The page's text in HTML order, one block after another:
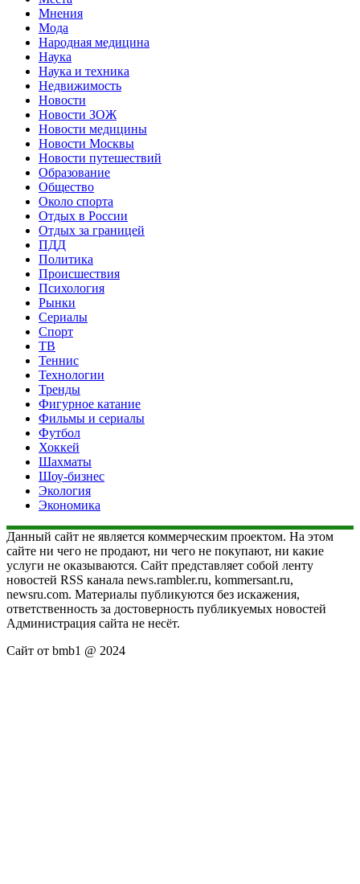
Мнения
Мода
Народная медицина
Наука
Наука и техника
Недвижимость
Новости
Новости ЗОЖ
Новости медицины
Новости Москвы
Новости путешествий
Образование
Общество
Около спорта
Отдых в России
Отдых за границей
ПДД
Политика
Происшествия
Психология
Рынки
Сериалы
Спорт
ТВ
Теннис
Технологии
Тренды
Фигурное катание
Фильмы и сериалы
Футбол
Хоккей
Шахматы
Шоу-бизнес
Экология
Экономика
Данный сайт не является коммерческим проектом. На этом
сайте ни чего не продают, ни чего не покупают, ни какие
услуги не оказываются. Сайт представляет собой ленту
новостей RSS канала news.rambler.ru, kommersant.ru,
newsru.com. Материалы публикуются без искажения,
ответственность за достоверность публикуемых новостей
Администрация сайта не несёт.
Сайт от bmb1 @ 2024